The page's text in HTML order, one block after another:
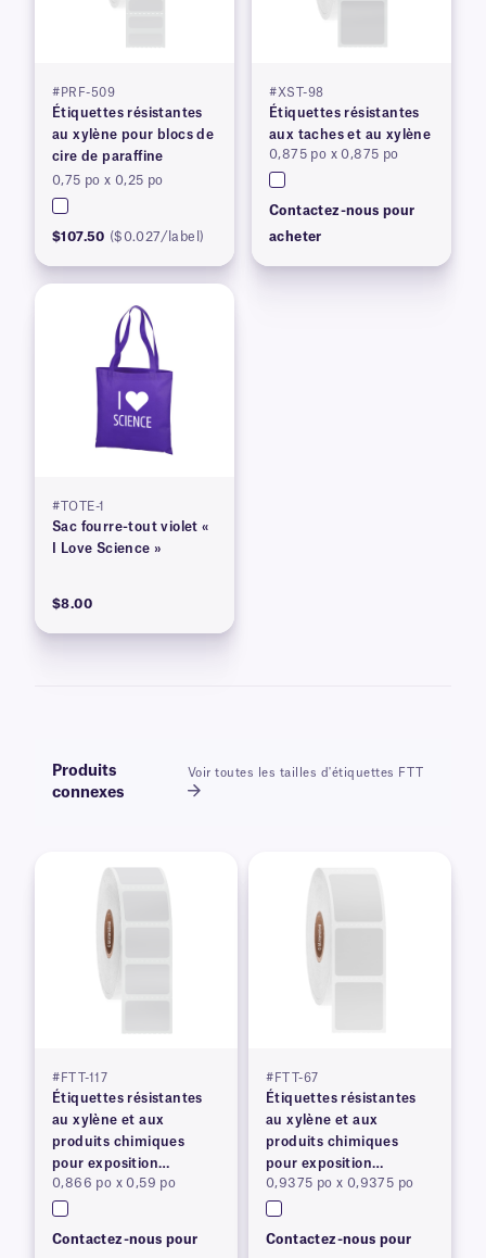
#PRF-509
Étiquettes résistantes
au xylène pour blocs de
cire de paraffine
0,75 po x 0,25 po
$107.50 ($0.027/label)
#XST-98
Étiquettes résistantes
aux taches et au xylène
0,875 po x 0,875 po
Contactez-nous pour
acheter
#TOTE-1
Sac fourre-tout violet «
I Love Science »
$8.00
Produits
connexes
Voir toutes les tailles d'étiquettes FTT
#FTT-117
Étiquettes résistantes
au xylène et aux
produits chimiques
pour exposition
prolongée
0,866 po x 0,59 po
Contactez-nous pour
#FTT-67
Étiquettes résistantes
au xylène et aux
produits chimiques
pour exposition
prolongée
0,9375 po x 0,9375 po
Contactez-nous pour